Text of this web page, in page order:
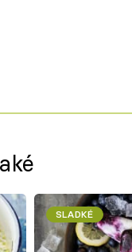
SLADKÉ